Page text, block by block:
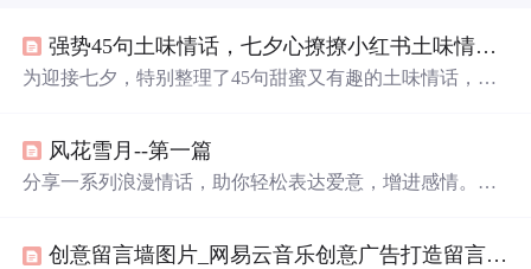
强势45句土味情话，七夕心撩撩小红书土味情话大赛
为迎接七夕，特别整理了45句甜蜜又有趣的土味情话，每
风花雪月--第一篇
分享一系列浪漫情话，助你轻松表达爱意，增进感情。从
创意留言墙图片_网易云音乐创意广告打造留言墙，互动营销开启用户核心时代！...